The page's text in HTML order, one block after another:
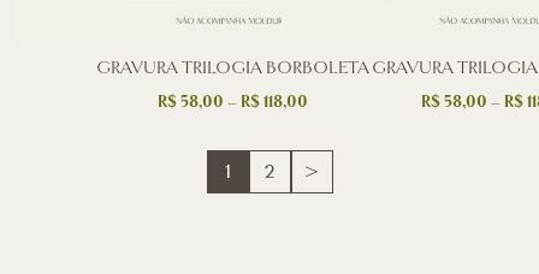
GRAVURA TRILOGIA BORBOLETA
R$58,00 – R$118,00
GRAVURA
R$58,00 – R$
1 2 >